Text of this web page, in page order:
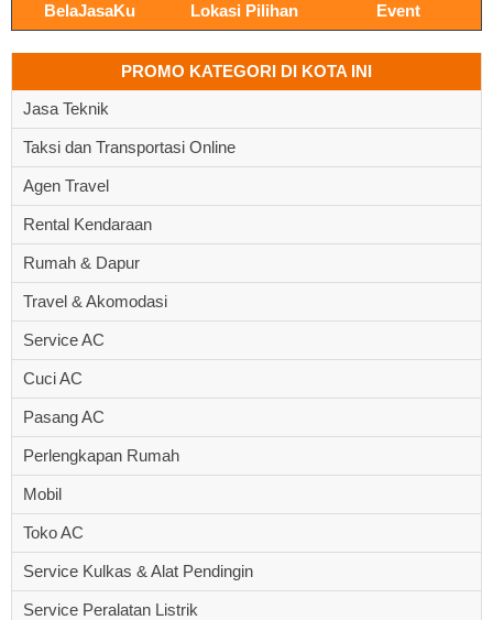
BelaJasaKu Lokasi Pilihan Event
PROMO KATEGORI DI KOTA INI
Jasa Teknik
Taksi dan Transportasi Online
Agen Travel
Rental Kendaraan
Rumah & Dapur
Travel & Akomodasi
Service AC
Cuci AC
Pasang AC
Perlengkapan Rumah
Mobil
Toko AC
Service Kulkas & Alat Pendingin
Service Peralatan Listrik